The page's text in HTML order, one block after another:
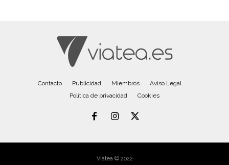
Contacto Publicidad Miembros
Aviso Legal
Política de privacidad
Cookies
Viatea © 2022